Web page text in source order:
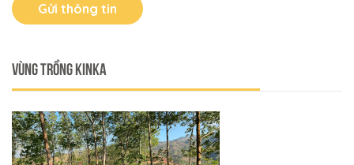
Gửi thông tin
VÙNG TRỒNG KINKA